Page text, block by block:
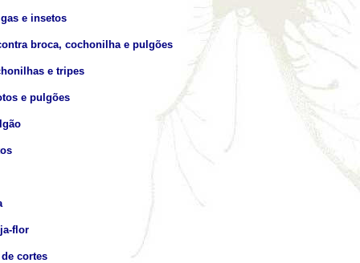
e insetos
broca, cochonilha e pulgões
e tripes
e pulgões
flor
cortes